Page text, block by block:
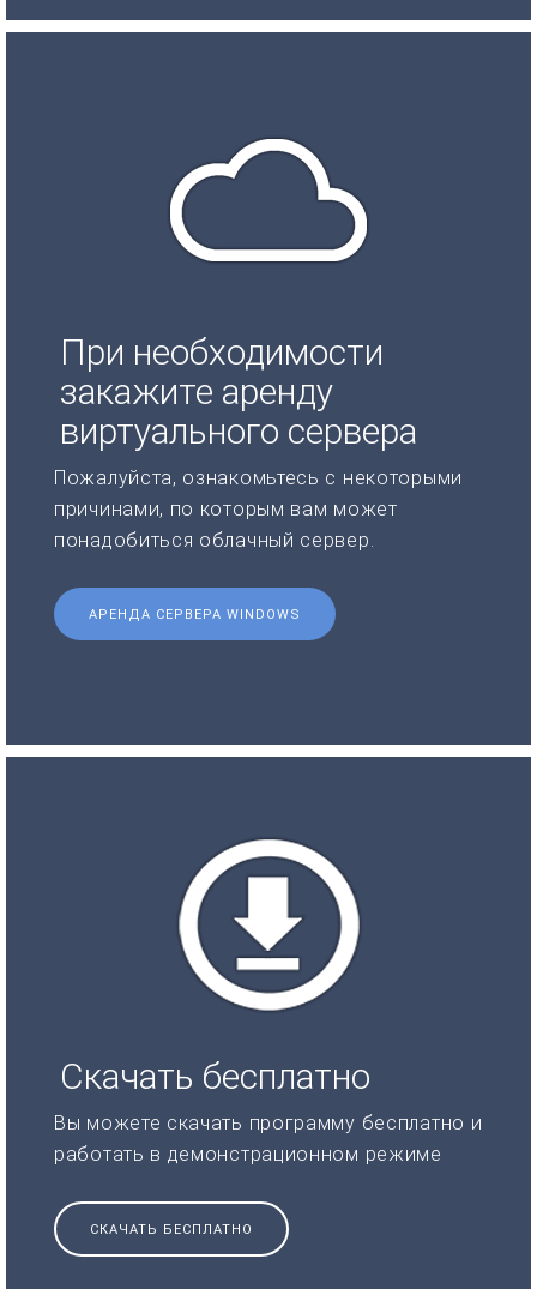
При необходимости
закажите аренду
виртуального сервера
Пожалуйста, ознакомьтесь с некоторыми
причинами, по которым вам может
понадобиться облачный сервер.
АРЕНДА СЕРВЕРА WINDOWS
Скачать бесплатно
Вы можете скачать программу бесплатно и
работать в демонстрационном режиме
СКАЧАТЬ БЕСПЛАТНО